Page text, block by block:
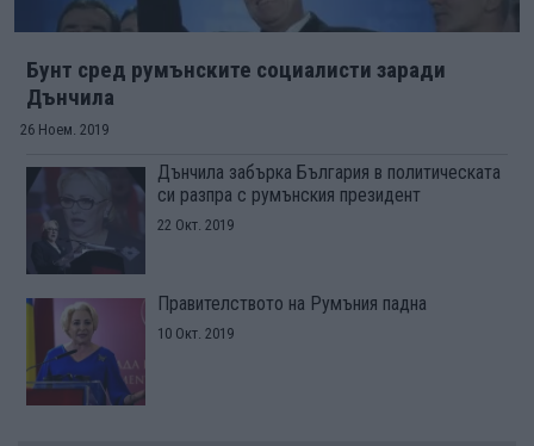
Бунт сред румънските социалисти заради
Дънчила
26 Ноем. 2019
Дънчила забърка България в политическата
си разпра с румънския президент
22 Окт. 2019
Правителството на Румъния падна
10 Окт. 2019